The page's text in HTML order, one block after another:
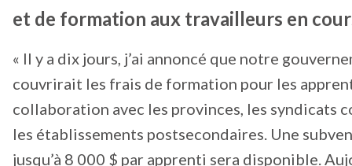
et de formation aux travailleurs en
« Il y a dix jours, j’ai annoncé que notre
couvrirait les frais de formation pour les
collaboration avec les provinces, les syndicats
les établissements postsecondaires. Une
jusqu’à 8 000 $ par apprenti sera disponible.